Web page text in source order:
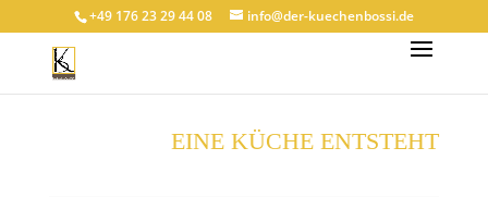
+49 176 23 29 44 08 info@der-kuechenbossi.de
EINE KÜCHE ENTSTEHT